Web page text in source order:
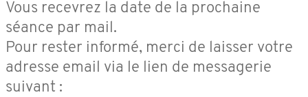
Vous recevrez la date de la prochaine
séance par mail.
Pour rester informé, merci de laisser votre
adresse email via le lien de messagerie
suivant :